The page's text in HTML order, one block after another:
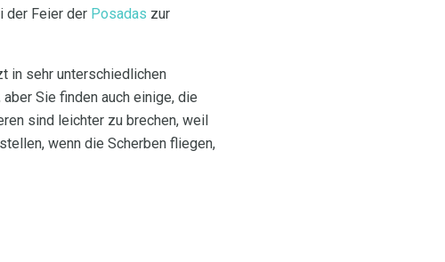
der Feier der Posadas zur
in sehr unterschiedlichen
Sie finden auch einige, die
sind leichter zu brechen, weil
wenn die Scherben fliegen,